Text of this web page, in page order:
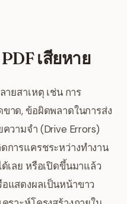
เสียหาย
ายสาเหตุ เช่น การ
าด, ข้อผิดพลาดในการส่ง
วามจำ (Drive Errors)
การแครชระหว่างทำงาน
เลย หรือเปิดขึ้นมาแล้ว
แสดงผลเป็นหน้าขาว